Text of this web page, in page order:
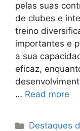
pelas suas
de clubes e
treino
importantes e
a sua
eficaz,
… Read more
Categories
Destaques